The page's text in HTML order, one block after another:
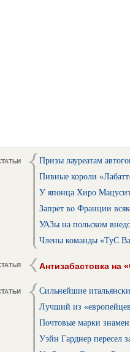
Призы лауреатам
Пивные короли
У японца Хиро
Запрет во Франции
УАЗы на польском
Члены команды «ТуС
Антизабастовка на
Сильнейшие
Лучший из
Почтовые марки
Уэйн Гарднер пересел